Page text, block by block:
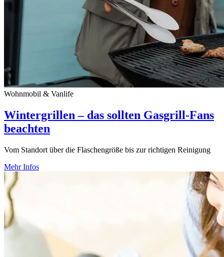
Wohnmobil & Vanlife
Wintergrillen – das sollten Gasgrill-Fans
beachten
Vom Standort über die Flaschengröße bis zur richtigen Reinigung
Mehr Infos